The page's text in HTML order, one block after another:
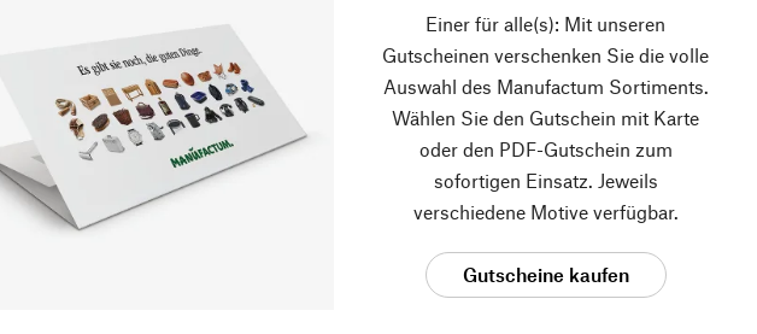
Einer für alle(s): Mit unseren
Gutscheinen verschenken Sie die volle
Auswahl des Manufactum Sortiments.
Wählen Sie den Gutschein mit Karte
oder den PDF-Gutschein zum
sofortigen Einsatz. Jeweils
verschiedene Motive verfügbar.
Gutscheine kaufen